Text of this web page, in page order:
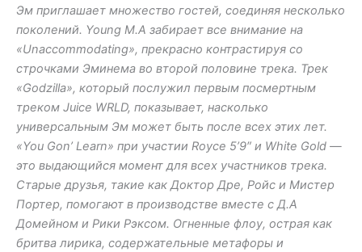
Эм приглашает множество гостей, соединяя несколько
поколений. Young M.A забирает все внимание на
«Unaccommodating», прекрасно контрастируя со
строчками Эминема во второй половине трека. Трек
«Godzilla», который послужил первым посмертным
треком Juice WRLD, показывает, насколько
универсальным Эм может быть после всех этих лет.
«You Gon’ Learn» при участии Royce 5’9″ и White Gold —
это выдающийся момент для всех участников трека.
Старые друзья, такие как Доктор Дре, Ройс и Мистер
Портер, помогают в производстве вместе с Д.А
Домейном и Рики Рэксом. Огненные флоу, острая как
бритва лирика, содержательные метафоры и